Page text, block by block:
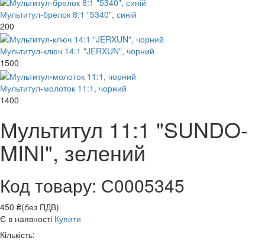
Мультитул-брелок 8:1 "5340", синій
200
Мультитул-ключ 14:1 "JERXUN", чорний
1500
Мультитул-молоток 11:1, чорний
1400
Мультитул 11:1 "SUNDO-
MINI", зелений
Код товару: С0005345
450 ₴(без ПДВ)
Є в наявності Купити
Кількість: